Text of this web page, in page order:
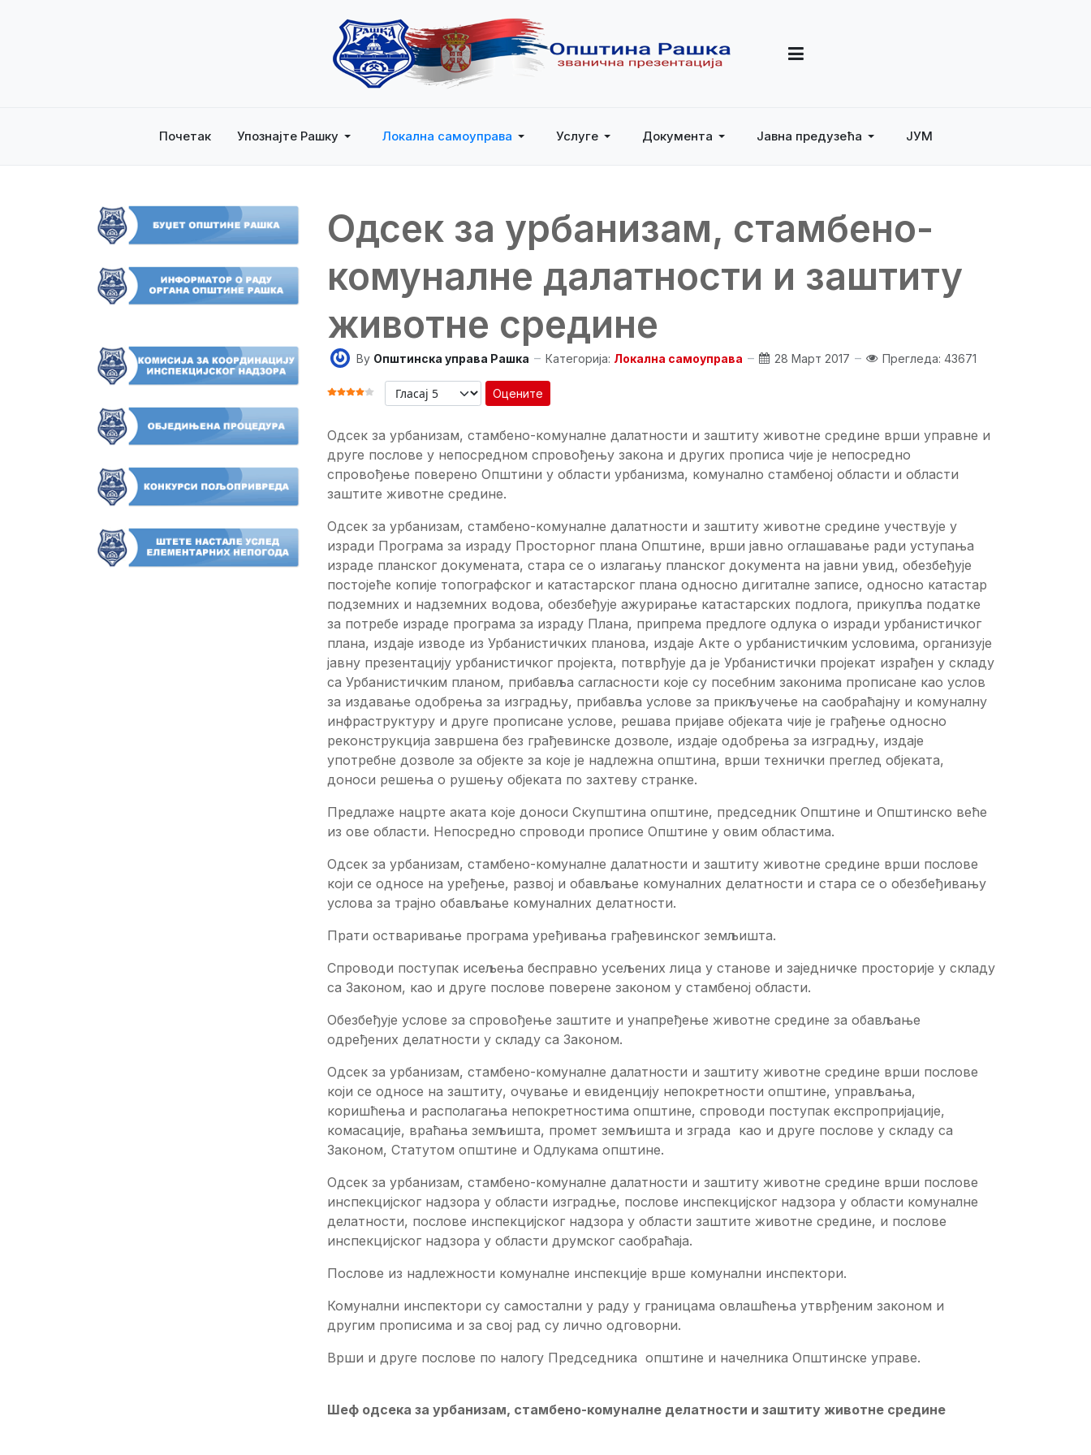
Почетак Упознајте Рашку Локална самоуправа Услуге Документа Јавна предузећа ЈУМ
Одсек за урбанизам, стамбено-
комуналне далатности и заштиту
животне средине
By Општинска управа Рашка Категорија: Локална самоуправа 28 Март 2017 Прегледа: 43671
ОЦЕНА КОРИСНИКА: 4
Оцените
Одсек за урбанизам, стамбено-комуналне далатности и заштиту животне средине врши управне и
друге послове у непосредном спровођењу закона и других прописа чије је непосредно
спровођење поверено Општини у области урбанизма, комунално стамбеној области и области
заштите животне средине.
Одсек за урбанизам, стамбено-комуналне далатности и заштиту животне средине учествује у
изради Програма за израду Просторног плана Општине, врши јавно оглашавање ради уступања
израде планског докумената, стара се о излагању планског документа на јавни увид, обезбеђује
постојеће копије топографског и катастарског плана односно дигиталне записе, односно катастар
подземних и надземних водова, обезбеђује ажурирање катастарских подлога, прикупља податке
за потребе израде програма за израду Плана, припрема предлоге одлука о изради урбанистичког
плана, издаје изводе из Урбанистичких планова, издаје Акте о урбанистичким условима, организује
јавну презентацију урбанистичког пројекта, потврђује да је Урбанистички пројекат израђен у складу
са Урбанистичким планом, прибавља сагласности које су посебним законима прописане као услов
за издавање одобрења за изградњу, прибавља услове за прикључење на саобраћајну и комуналну
инфраструктуру и друге прописане услове, решава пријаве објеката чије је грађење односно
реконструкција завршена без грађевинске дозволе, издаје одобрења за изградњу, издаје
употребне дозволе за објекте за које је надлежна општина, врши технички преглед објеката,
доноси решења о рушењу објеката по захтеву странке.
Предлаже нацрте аката које доноси Скупштина општине, председник Општине и Општинско веће
из ове области. Непосредно спроводи прописе Општине у овим областима.
Одсек за урбанизам, стамбено-комуналне далатности и заштиту животне средине врши послове
који се односе на уређење, развој и обављање комуналних делатности и стара се о обезбеђивању
услова за трајно обављање комуналних делатности.
Прати остваривање програма уређивања грађевинског земљишта.
Спроводи поступак исељења бесправно усељених лица у станове и заједничке просторије у складу
са Законом, као и друге послове поверене законом у стамбеној области.
Обезбеђује услове за спровођење заштите и унапређење животне средине за обављање
одређених делатности у складу са Законом.
Одсек за урбанизам, стамбено-комуналне далатности и заштиту животне средине врши послове
који се односе на заштиту, очување и евиденцију непокретности општине, управљања,
коришћења и располагања непокретностима општине, спроводи поступак експропријације,
комасације, враћања земљишта, промет земљишта и зграда као и друге послове у складу са
Законом, Статутом општине и Одлукама општине.
Одсек за урбанизам, стамбено-комуналне далатности и заштиту животне средине врши послове
инспекцијског надзора у области изградње, послове инспекцијског надзора у области комуналне
делатности, послове инспекцијског надзора у области заштите животне средине, и послове
инспекцијског надзора у области друмског саобраћаја.
Послове из надлежности комуналне инспекције врше комунални инспектори.
Комунални инспектори су самостални у раду у границама овлашћења утврђеним законом и
другим прописима и за свој рад су лично одговорни.
Врши и друге послове по налогу Председника општине и начелника Општинске управе.
Шеф одсека за урбанизам, стамбено-комуналне делатности и заштиту животне средине